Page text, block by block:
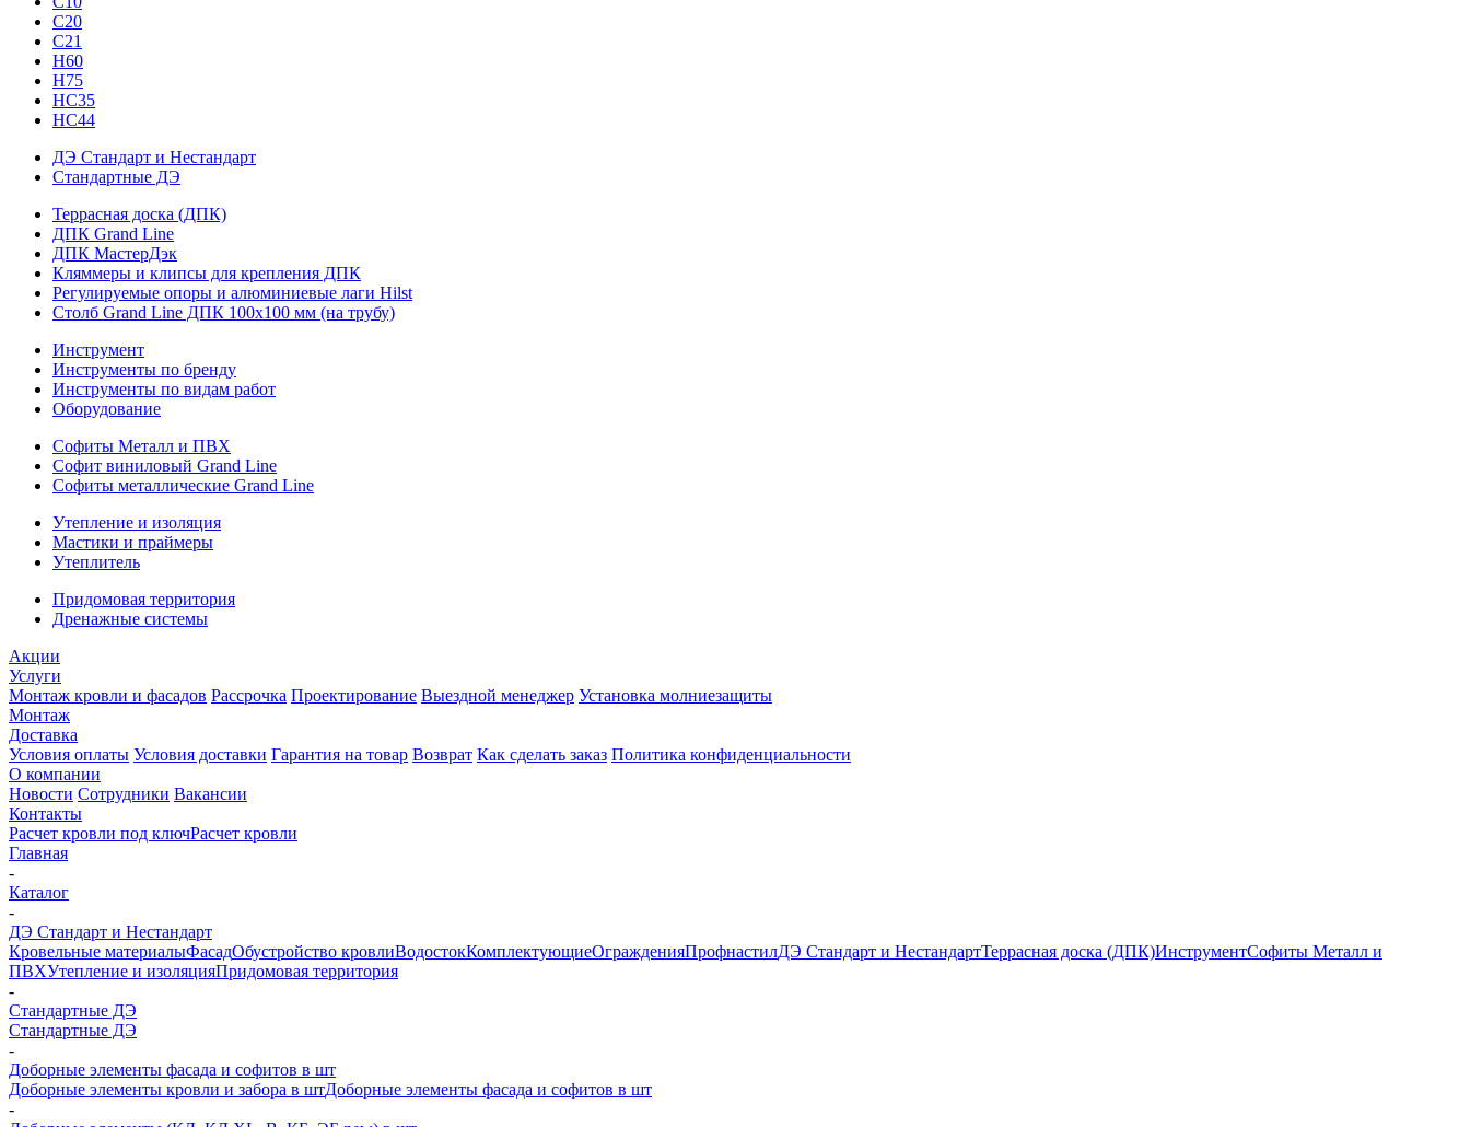
С20
С21
H60
H75
HС35
НС44
ДЭ Стандарт и Нестандарт
Стандартные ДЭ
Террасная доска (ДПК)
ДПК Grand Line
ДПК МастерДэк
Кляммеры и клипсы для крепления ДПК
Регулируемые опоры и алюминиевые лаги Hilst
Столб Grand Line ДПК 100х100 мм (на трубу)
Инструмент
Инструменты по бренду
Инструменты по видам работ
Оборудование
Софиты Металл и ПВХ
Софит виниловый Grand Line
Софиты металлические Grand Line
Утепление и изоляция
Мастики и праймеры
Утеплитель
Придомовая территория
Дренажные системы
Акции
Услуги
Монтаж кровли и фасадов Рассрочка Проектирование Выездной менеджер Установка молниезащиты
Монтаж
Доставка
Условия оплаты Условия доставки Гарантия на товар Возврат Как сделать заказ Политика конфиденциальности
О компании
Новости Сотрудники Вакансии
Контакты
Расчет кровли под ключРасчет кровли
Главная
-
Каталог
-
ДЭ Стандарт и Нестандарт
Кровельные материалыФасадОбустройство кровлиВодостокКомплектующиеОгражденияПрофнастилДЭ Стандарт и НестандартТеррасная доска (ДПК)ИнструментСофиты Металл и
ПВХУтепление и изоляцияПридомовая территория
-
Стандартные ДЭ
Стандартные ДЭ
-
Доборные элементы фасада и софитов в шт
Доборные элементы кровли и забора в штДоборные элементы фасада и софитов в шт
-